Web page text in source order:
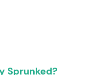
Sprunked?